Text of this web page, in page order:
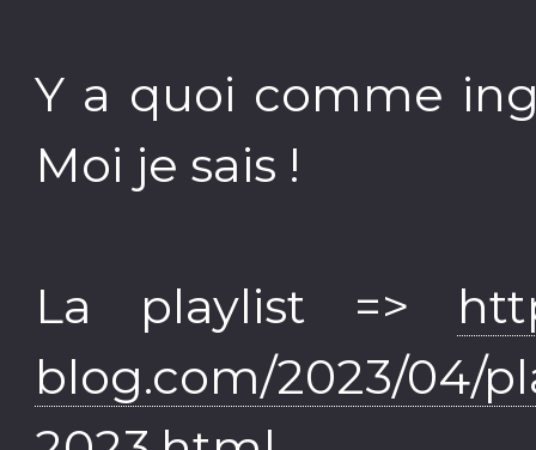
Y a quoi comme
Moi je sais !
La playlist =>
blog.com/2023/04/